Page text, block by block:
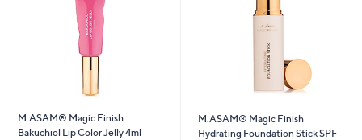
M.ASAM® Magic Finish
Bakuchiol Lip Color Jelly 4ml
M.ASAM® Magic Finish
Hydrating Foundation Stick SPF